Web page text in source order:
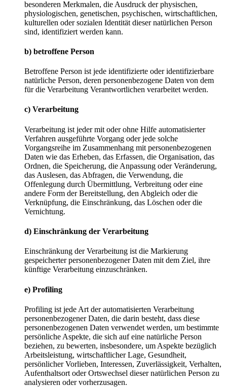
besonderen Merkmalen, die Ausdruck der physischen,
physiologischen, genetischen, psychischen, wirtschaftlichen,
kulturellen oder sozialen Identität dieser natürlichen Person
sind, identifiziert werden kann.
b) betroffene Person
Betroffene Person ist jede identifizierte oder identifizierbare
natürliche Person, deren personenbezogene Daten von dem
für die Verarbeitung Verantwortlichen verarbeitet werden.
c) Verarbeitung
Verarbeitung ist jeder mit oder ohne Hilfe automatisierter
Verfahren ausgeführte Vorgang oder jede solche
Vorgangsreihe im Zusammenhang mit personenbezogenen
Daten wie das Erheben, das Erfassen, die Organisation, das
Ordnen, die Speicherung, die Anpassung oder Veränderung,
das Auslesen, das Abfragen, die Verwendung, die
Offenlegung durch Übermittlung, Verbreitung oder eine
andere Form der Bereitstellung, den Abgleich oder die
Verknüpfung, die Einschränkung, das Löschen oder die
Vernichtung.
d) Einschränkung der Verarbeitung
Einschränkung der Verarbeitung ist die Markierung
gespeicherter personenbezogener Daten mit dem Ziel, ihre
künftige Verarbeitung einzuschränken.
e) Profiling
Profiling ist jede Art der automatisierten Verarbeitung
personenbezogener Daten, die darin besteht, dass diese
personenbezogenen Daten verwendet werden, um bestimmte
persönliche Aspekte, die sich auf eine natürliche Person
beziehen, zu bewerten, insbesondere, um Aspekte bezüglich
Arbeitsleistung, wirtschaftlicher Lage, Gesundheit,
persönlicher Vorlieben, Interessen, Zuverlässigkeit, Verhalten,
Aufenthaltsort oder Ortswechsel dieser natürlichen Person zu
analysieren oder vorherzusagen.